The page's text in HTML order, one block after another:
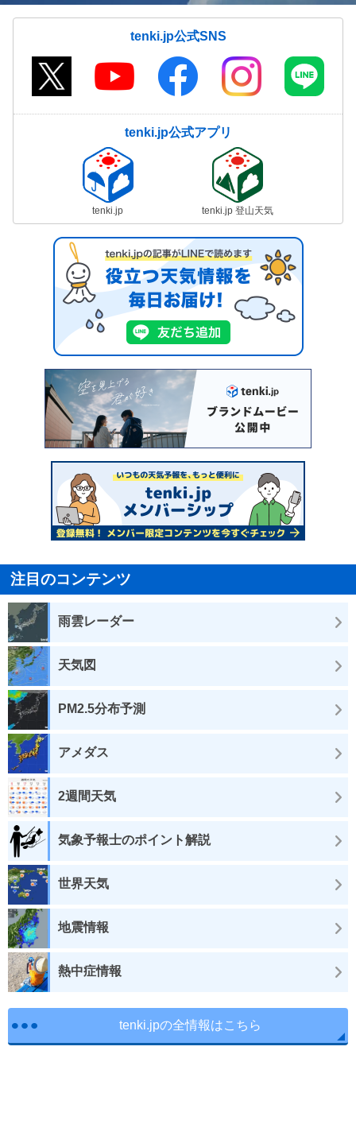
tenki.jp公式SNS
tenki.jp公式アプリ
tenki.jp tenki.jp 登山天気
注目のコンテンツ
雨雲レーダー
天気図
PM2.5分布予測
アメダス
2週間天気
気象予報士のポイント解説
世界天気
地震情報
熱中症情報
tenki.jpの全情報はこちら